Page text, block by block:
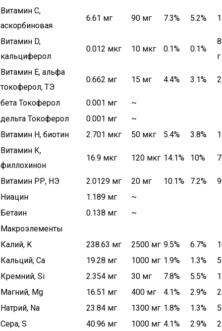
Витамин C,
аскорбиновая
6.61 мг 90 мг 7.3% 5.2%
Витамин D,
кальциферол
0.012 мкг 10 мкг 0.1% 0.1%
г
Витамин Е, альфа
токоферол, ТЭ
0.662 мг 15 мг 4.4% 3.1%
бета Токоферол 0.001 мг
~
дельта Токоферол
0.001 мг
~
Витамин Н, биотин
2.701 мкг 50 мкг 5.4% 3.8%
Витамин К,
филлохинон
16.9 мкг 120 мкг 14.1% 10%
Витамин РР, НЭ 2.0129 мг 20 мг 10.1% 7.2%
Ниацин
1.189 мг
~
Бетаин
0.138 мг
~
Макроэлементы
Калий, K
238.63 мг 2500 мг 9.5% 6.7%
Кальций, Ca
19.28 мг 1000 мг 1.9% 1.3%
Кремний, Si
2.354 мг 30 мг 7.8% 5.5%
Магний, Mg
16.51 мг 400 мг 4.1% 2.9%
Натрий, Na
23.84 мг 1300 мг 1.8% 1.3%
Сера, S
40.96 мг 1000 мг 4.1% 2.9%